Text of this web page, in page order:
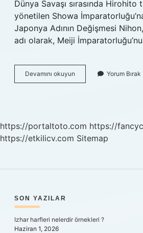
Dünya Savaşı sırasında Hirohito
yönetilen Showa
Japonya Adının Değişmesi
adı olarak, Meiji
Devamını okuyun Japonya
eski
Yorum Bırak
https://portaltoto.com https://
https://etkilicv.com Sitemap
SIDEBAR
SON YAZILAR
Izhar harfleri nelerdir örnekleri ?
Haziran 1, 2026